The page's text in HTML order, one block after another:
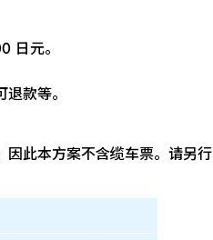
日元。
款等。
因此本方案不含缆车票。请另行